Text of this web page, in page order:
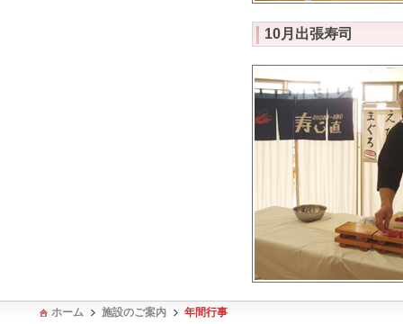
10月出張寿司
ホーム 施設のご案内 年間行事